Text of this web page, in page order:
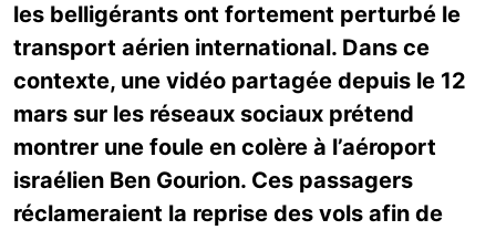
les belligérants ont fortement perturbé le
transport aérien international. Dans ce
contexte, une vidéo partagée depuis le 12
mars sur les réseaux sociaux prétend
montrer une foule en colère à l’aéroport
israélien Ben Gourion. Ces passagers
réclameraient la reprise des vols afin de